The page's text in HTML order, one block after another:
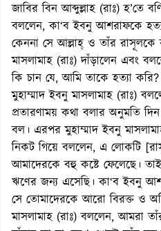
জাবির বিন আব্দুল্লাহ (রাঃ) হ’তে
বললেন, কা‘ব ইবনু আশরাফকে
কেননা সে আল্লাহ্ ও তাঁর রাসূলকে
মাসলামাহ (রাঃ) দাঁড়ালেন এবং
কি চান যে, আমি তাকে হত্যা
মুহাম্মাদ ইবনু মাসলামাহ (রাঃ)
প্রতারণাময় কথা বলার অনুমতি
বল। এরপর মুহাম্মাদ ইবনু
নিকট গিয়ে বললেন, এ লোকটি
আমাদেরকে বহু কষ্টে ফেলেছে।
ঋণের জন্য এসেছি। কা‘ব ইবনু
সে তোমাদেরকে আরো বিরক্ত ও
মাসলামাহ (রাঃ) বললেন, আমরা